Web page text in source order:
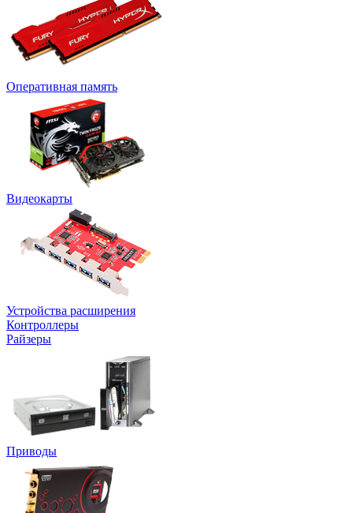
Оперативная память
Видеокарты
Устройства расширения
Контроллеры
Райзеры
Приводы